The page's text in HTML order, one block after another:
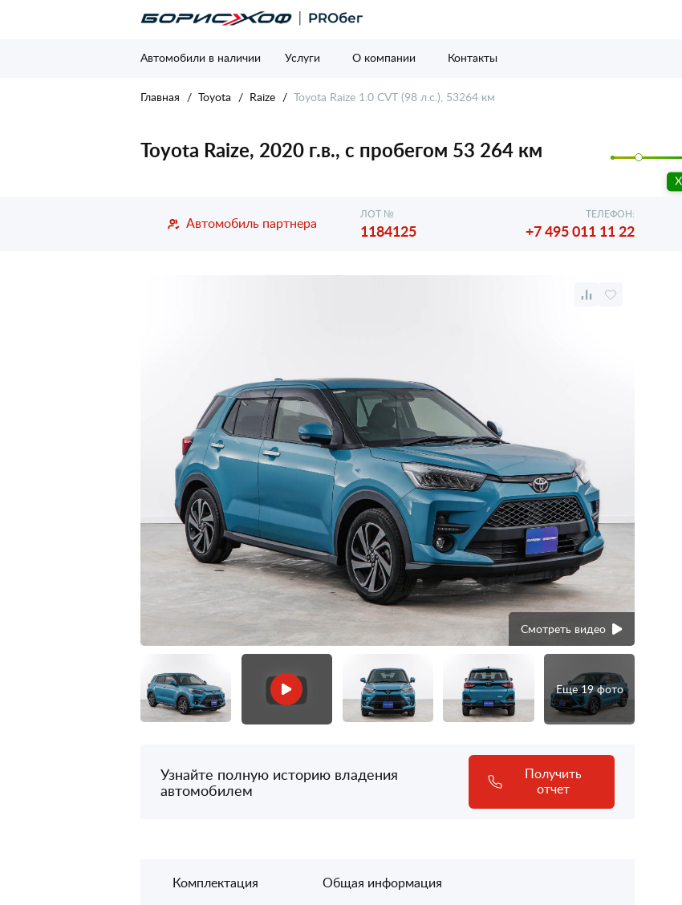
Автомобили в наличии Услуги О компании Контакты
Главная Toyota Raize Toyota Raize 1.0 CVT (98 л.с.), 53264 км
Toyota Raize, 2020 г.в., с пробегом 53 264 км
Автомобиль партнера
ЛОТ №
1184125
ТЕЛЕФОН:
+7 495 011 11 22
Смотреть видео
Еще 19 фото
Узнайте полную историю владения
автомобилем
Получить
отчет
Комплектация Общая информация